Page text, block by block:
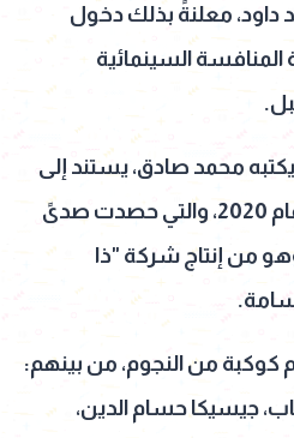
داود، معلنةً بذلك دخول
السينمائية
محمد صادق، يستند إلى
روايته الشهيرة الصادرة عام 2020، والتي حصدت صدىً
من إنتاج شركة "ذا
كوكبة من النجوم، من بينهم:
جيسيكا حسام الدين،